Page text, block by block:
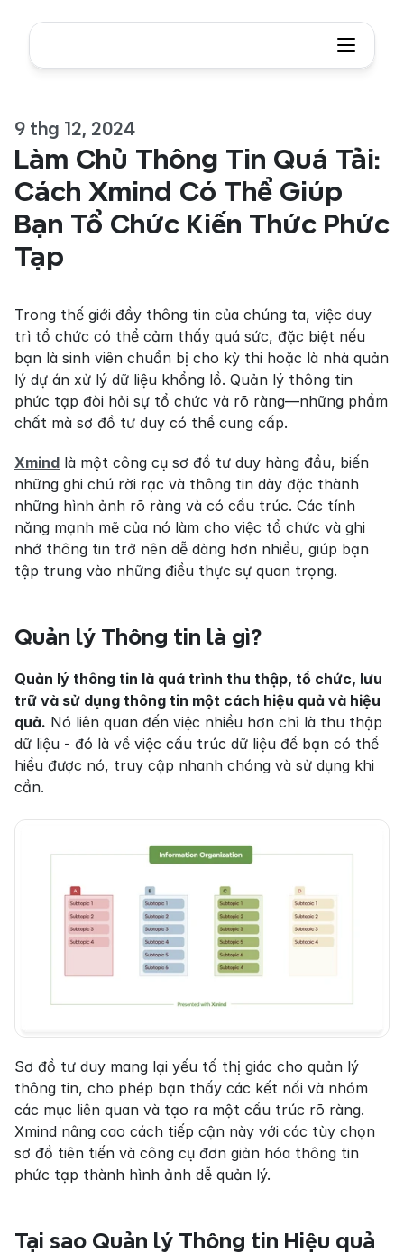
9 thg 12, 2024
Làm Chủ Thông Tin Quá Tải:
Cách Xmind Có Thể Giúp
Bạn Tổ Chức Kiến Thức Phức
Tạp
Trong thế giới đầy thông tin của chúng ta, việc duy
trì tổ chức có thể cảm thấy quá sức, đặc biệt nếu
bạn là sinh viên chuẩn bị cho kỳ thi hoặc là nhà quản
lý dự án xử lý dữ liệu khổng lồ. Quản lý thông tin
phức tạp đòi hỏi sự tổ chức và rõ ràng—những phẩm
chất mà sơ đồ tư duy có thể cung cấp.
Xmind là một công cụ sơ đồ tư duy hàng đầu, biến
những ghi chú rời rạc và thông tin dày đặc thành
những hình ảnh rõ ràng và có cấu trúc. Các tính
năng mạnh mẽ của nó làm cho việc tổ chức và ghi
nhớ thông tin trở nên dễ dàng hơn nhiều, giúp bạn
tập trung vào những điều thực sự quan trọng.
Quản lý Thông tin là gì?
Quản lý thông tin là quá trình thu thập, tổ chức, lưu
trữ và sử dụng thông tin một cách hiệu quả và hiệu
quả. Nó liên quan đến việc nhiều hơn chỉ là thu thập
dữ liệu - đó là về việc cấu trúc dữ liệu để bạn có thể
hiểu được nó, truy cập nhanh chóng và sử dụng khi
cần.
Sơ đồ tư duy mang lại yếu tố thị giác cho quản lý
thông tin, cho phép bạn thấy các kết nối và nhóm
các mục liên quan và tạo ra một cấu trúc rõ ràng.
Xmind nâng cao cách tiếp cận này với các tùy chọn
sơ đồ tiên tiến và công cụ đơn giản hóa thông tin
phức tạp thành hình ảnh dễ quản lý.
Tại sao Quản lý Thông tin Hiệu quả